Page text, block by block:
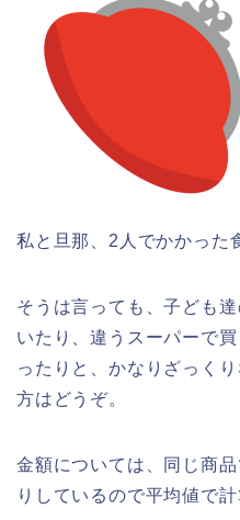
私と旦那、2人でかかった
そうは言っても、子ども
いたり、違うスーパーで
ったりと、かなりざっく
方はどうぞ。
金額については、同じ商
りしているので平均値で計